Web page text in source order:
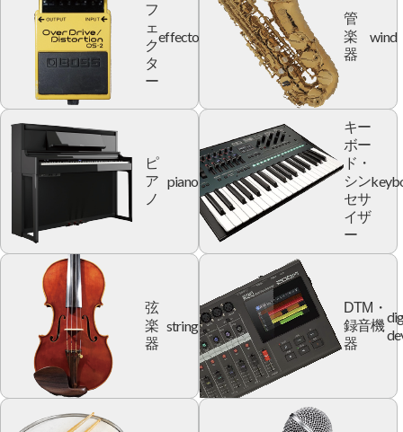
フ
ェ
ク
タ
ー
effector
管
楽
器
wind
ピ
ア
ノ
piano
キー
ボー
ド・
シン
セサ
イザ
ー
弦
楽
器
string
DTM・
録音機
器